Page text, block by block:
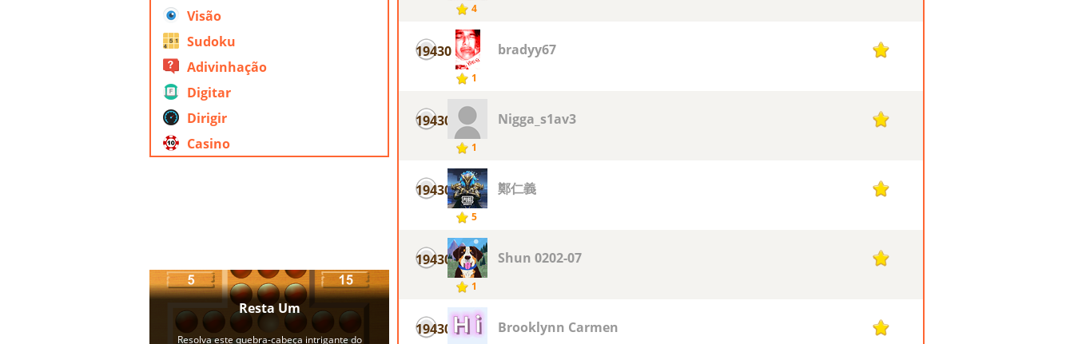
Visão
Sudoku
Adivinhação
Digitar
Dirigir
Casino
4
19430
1
bradyy67 1
19430
1
Nigga_s1av3 1
19430
5
鄭仁義 1
19430
1
Shun 0202-07 1
19430 Brooklynn Carmen 1